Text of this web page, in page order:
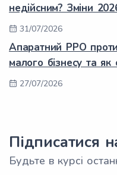
недійсним? Зміни
31/07/2026
Апаратний РРО
малого бізнесу та
27/07/2026
Підписатися
Будьте в курсі